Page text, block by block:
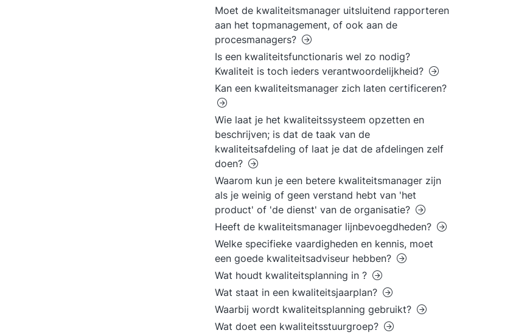
Moet de kwaliteitsmanager uitsluitend rapporteren
aan het topmanagement, of ook aan de
procesmanagers?
Is een kwaliteitsfunctionaris wel zo nodig?
Kwaliteit is toch ieders verantwoordelijkheid?
Kan een kwaliteitsmanager zich laten certificeren?
Wie laat je het kwaliteitssysteem opzetten en
beschrijven; is dat de taak van de
kwaliteitsafdeling of laat je dat de afdelingen zelf
doen?
Waarom kun je een betere kwaliteitsmanager zijn
als je weinig of geen verstand hebt van 'het
product' of 'de dienst' van de organisatie?
Heeft de kwaliteitsmanager lijnbevoegdheden?
Welke specifieke vaardigheden en kennis, moet
een goede kwaliteitsadviseur hebben?
Wat houdt kwaliteitsplanning in ?
Wat staat in een kwaliteitsjaarplan?
Waarbij wordt kwaliteitsplanning gebruikt?
Wat doet een kwaliteitsstuurgroep?